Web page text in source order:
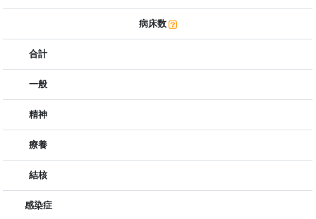
病床数
合計
一般
精神
療養
結核
感染症